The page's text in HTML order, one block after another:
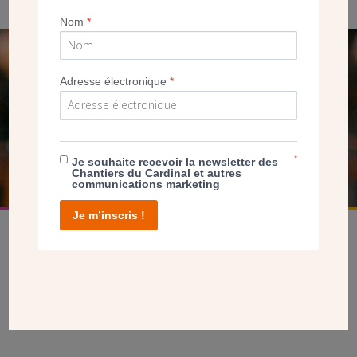
SEUL VOTRE DON
NOUS PERMET D’AGIR
FAIRE UN DON
Nom*
Adresse électronique*
Je souhaite recevoir la newsletter des
Chantiers du Cardinal et autres
communications marketing
*
Je m’inscris !